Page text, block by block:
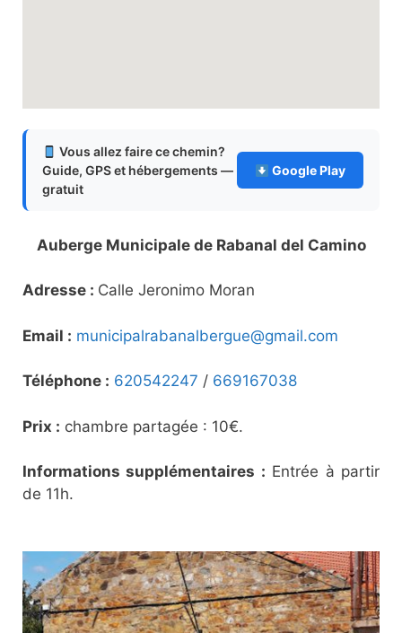
Vous allez faire ce chemin?
Guide, GPS et hébergements —
gratuit
Google Play
Auberge Municipale de Rabanal del Camino
Adresse : Calle Jeronimo Moran
Email : municipalrabanalbergue@gmail.com
Téléphone : 620542247 / 669167038
Prix : chambre partagée : 10€.
Informations supplémentaires : Entrée à partir
de 11h.